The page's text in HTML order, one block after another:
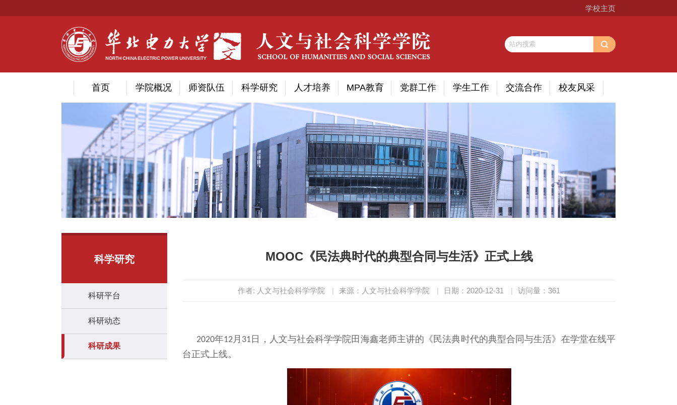
学校主页
首页 学院概况 师资队伍 科学研究 人才培养 MPA教育 党群工作 学生工作 交流合作 校友风采
科学研究
科研平台
科研动态
科研成果
MOOC《民法典时代的典型合同与生活》正式上线
作者: 人文与社会科学学院 | 来源：人文与社会科学学院 | 日期：2020-12-31 | 访问量： 361
2020年12 月 31日，人文与社会科学学院田海鑫老师主讲的《民法典时代的典型合同与生活》在学堂在线平
台正式上线。